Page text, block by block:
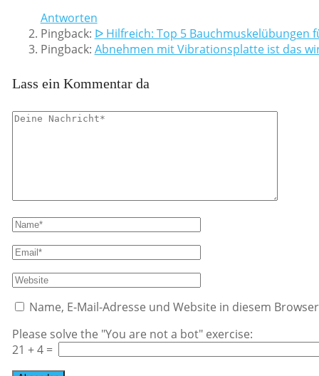
Antworten
Pingback: ᐅ Hilfreich: Top 5 Bauchmuskelübungen
Pingback: Abnehmen mit Vibrationsplatte ist das
Lass ein Kommentar da
Name, E-Mail-Adresse und Website in diesem
Please solve the "You are not a bot" exercise:
21 +4=